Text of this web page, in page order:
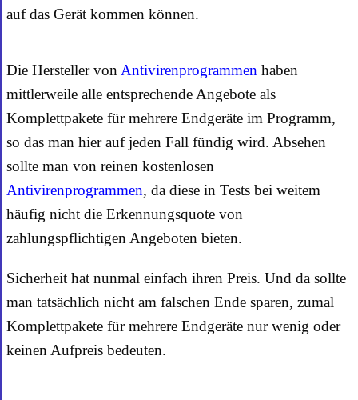
auf das Gerät kommen können.
Die Hersteller von Antivirenprogrammen haben
mittlerweile alle entsprechende Angebote als
Komplettpakete für mehrere Endgeräte im Programm,
so das man hier auf jeden Fall fündig wird. Absehen
sollte man von reinen kostenlosen
Antivirenprogrammen, da diese in Tests bei weitem
häufig nicht die Erkennungsquote von
zahlungspflichtigen Angeboten bieten.
Sicherheit hat nunmal einfach ihren Preis. Und da sollte
man tatsächlich nicht am falschen Ende sparen, zumal
Komplettpakete für mehrere Endgeräte nur wenig oder
keinen Aufpreis bedeuten.